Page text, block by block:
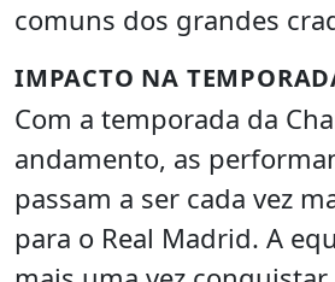
comuns dos grandes
IMPACTO NA
Com a temporada da
andamento, as
passam a ser cada vez
para o Real Madrid. A